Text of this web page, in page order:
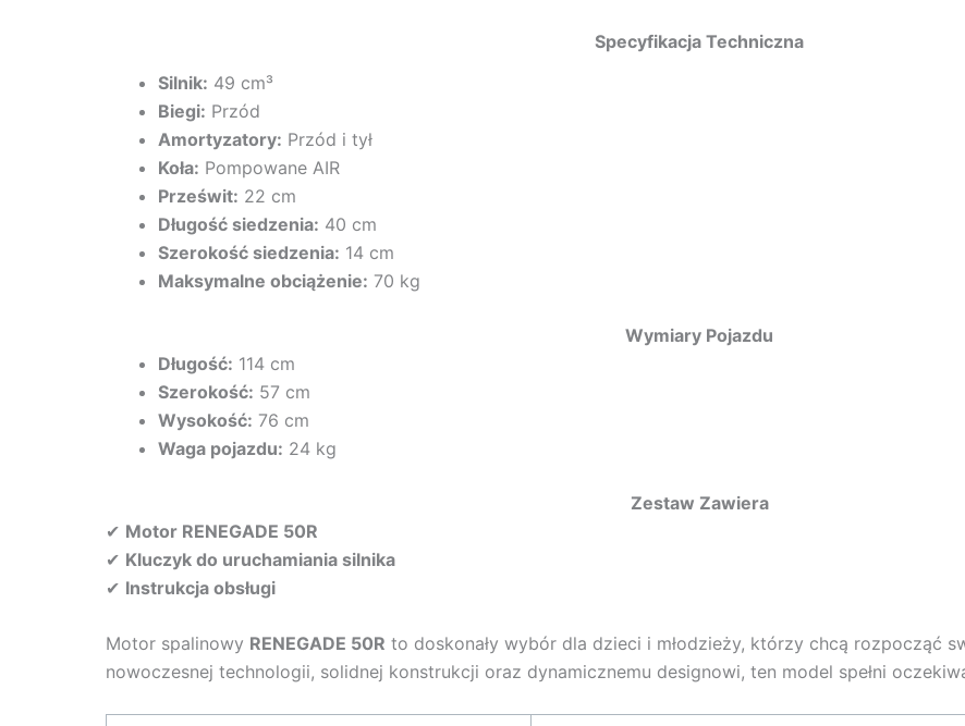
Specyfikacja Techniczna
Silnik: 49 cm³
Biegi: Przód
Amortyzatory: Przód i tył
Koła: Pompowane AIR
Prześwit: 22 cm
Długość siedzenia: 40 cm
Szerokość siedzenia: 14 cm
Maksymalne obciążenie: 70 kg
Wymiary Pojazdu
Długość: 114 cm
Szerokość: 57 cm
Wysokość: 76 cm
Waga pojazdu: 24 kg
Zestaw Zawiera
✔ Motor RENEGADE 50R
✔ Kluczyk do uruchamiania silnika
✔ Instrukcja obsługi
Motor spalinowy RENEGADE 50R to doskonały wybór dla dzieci i młodzieży, którzy chcą rozpocząć
nowoczesnej technologii, solidnej konstrukcji oraz dynamicznemu designowi, ten model spełni